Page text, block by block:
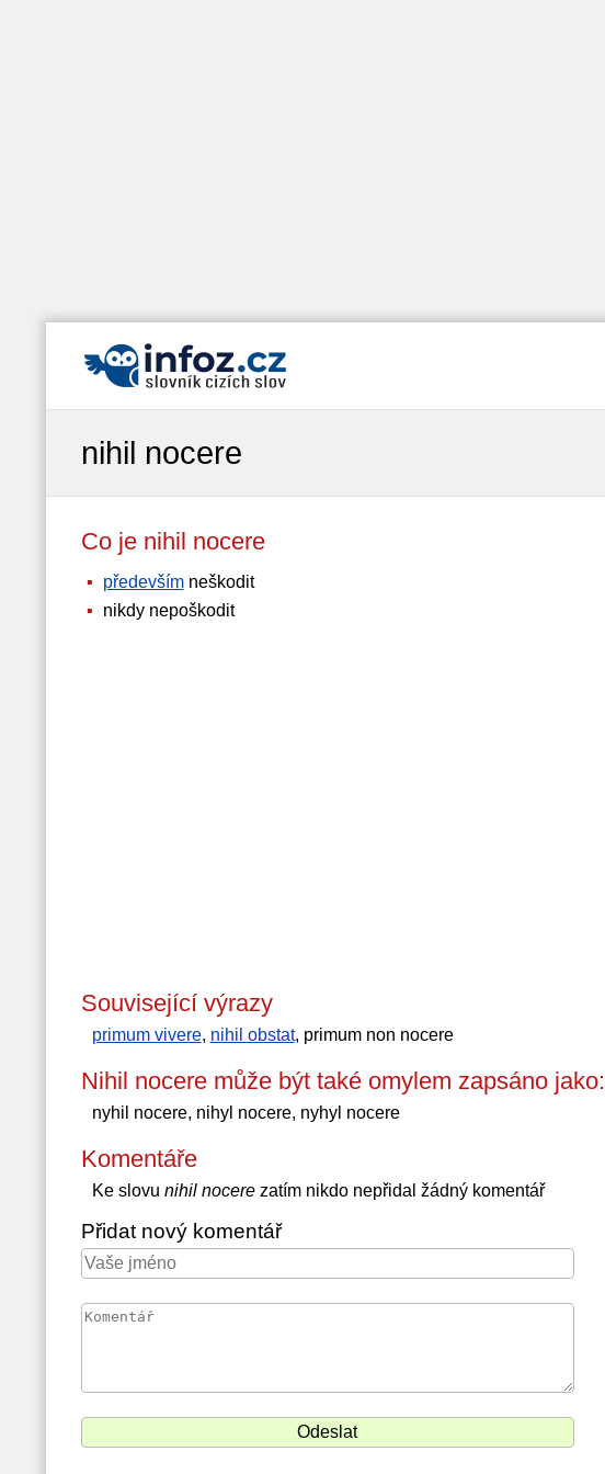
nihil nocere
Co je nihil nocere
předevšímneškodit
nikdy nepoškodit
Související výrazy
primum vivere, nihil obstat, primum non nocere
Nihil nocere může být také omylem zapsáno jako:
nyhil nocere, nihyl nocere, nyhyl nocere
Komentáře
Ke slovu nihil nocerezatím nikdo nepřidal žádný komentář
Přidat nový komentář